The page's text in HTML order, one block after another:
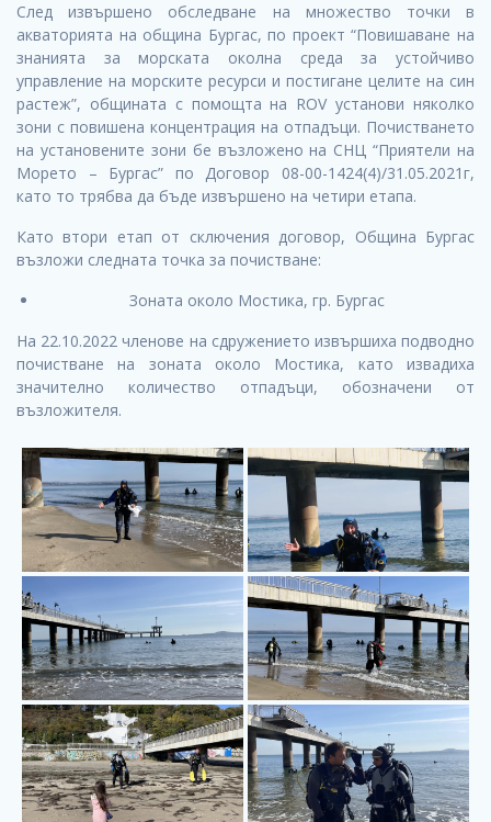
След извършено обследване на множество точки в
акваторията на община Бургас, по проект “Повишаване на
знанията за морската околна среда за устойчиво
управление на морските ресурси и постигане целите на син
растеж”, общината с помощта на ROV установи няколко
зони с повишена концентрация на отпадъци. Почистването
на установените зони бе възложено на СНЦ “Приятели на
Морето – Бургас” по Договор 08-00-1424(4)/31.05.2021г,
като то трябва да бъде извършено на четири етапа.
Като втори етап от сключения договор, Община Бургас
възложи следната точка за почистване:
Зоната около Мостика, гр. Бургас
На 22.10.2022 членове на сдружението извършиха подводно
почистване на зоната около Мостика, като извадиха
значително количество отпадъци, обозначени от
възложителя.